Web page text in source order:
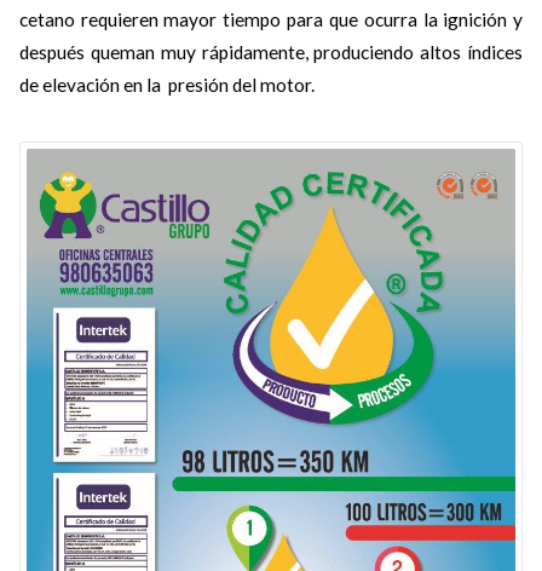
cetano requieren mayor tiempo para que ocurra la ignición y
después queman muy rápidamente, produciendo altos índices
de elevación en la presión del motor.